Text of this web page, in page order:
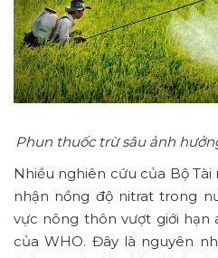
Phun thuốc trừ sâu ảnh
Nhiều nghiên cứu của Bộ
nhận nồng độ nitrat trong
vực nông thôn vượt giới hạn
của WHO. Đây là nguyên